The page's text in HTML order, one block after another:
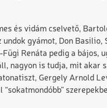
és vidám cselvető,
undok gyámot, Don Basilio,
Renáta pedig a bájos,
nagyon is tudja, mit akar
Gergely Arnold